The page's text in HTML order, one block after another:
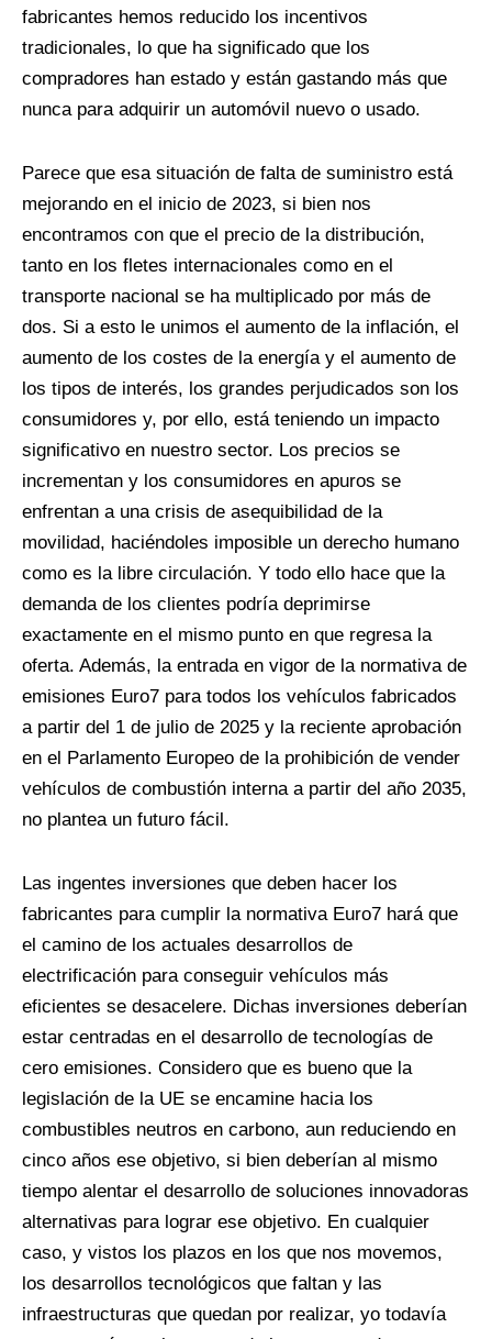
fabricantes hemos reducido los incentivos
tradicionales, lo que ha significado que los
compradores han estado y están gastando más que
nunca para adquirir un automóvil nuevo o usado.
Parece que esa situación de falta de suministro está
mejorando en el inicio de 2023, si bien nos
encontramos con que el precio de la distribución,
tanto en los fletes internacionales como en el
transporte nacional se ha multiplicado por más de
dos. Si a esto le unimos el aumento de la inflación, el
aumento de los costes de la energía y el aumento de
los tipos de interés, los grandes perjudicados son los
consumidores y, por ello, está teniendo un impacto
significativo en nuestro sector. Los precios se
incrementan y los consumidores en apuros se
enfrentan a una crisis de asequibilidad de la
movilidad, haciéndoles imposible un derecho humano
como es la libre circulación. Y todo ello hace que la
demanda de los clientes podría deprimirse
exactamente en el mismo punto en que regresa la
oferta. Además, la entrada en vigor de la normativa de
emisiones Euro7 para todos los vehículos fabricados
a partir del 1 de julio de 2025 y la reciente aprobación
en el Parlamento Europeo de la prohibición de vender
vehículos de combustión interna a partir del año 2035,
no plantea un futuro fácil.
Las ingentes inversiones que deben hacer los
fabricantes para cumplir la normativa Euro7 hará que
el camino de los actuales desarrollos de
electrificación para conseguir vehículos más
eficientes se desacelere. Dichas inversiones deberían
estar centradas en el desarrollo de tecnologías de
cero emisiones. Considero que es bueno que la
legislación de la UE se encamine hacia los
combustibles neutros en carbono, aun reduciendo en
cinco años ese objetivo, si bien deberían al mismo
tiempo alentar el desarrollo de soluciones innovadoras
alternativas para lograr ese objetivo. En cualquier
caso, y vistos los plazos en los que nos movemos,
los desarrollos tecnológicos que faltan y las
infraestructuras que quedan por realizar, yo todavía